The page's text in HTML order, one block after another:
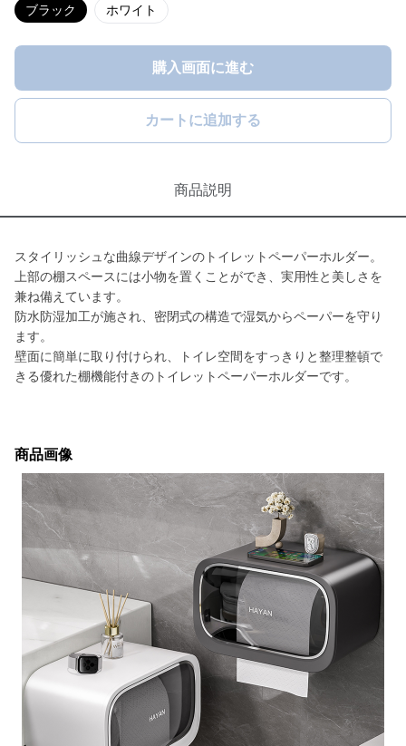
ブラック ホワイト
購入画面に進む
カートに追加する
商品説明
スタイリッシュな曲線デザインのトイレットペーパーホルダー。
上部の棚スペースには小物を置くことができ、実用性と美しさを
兼ね備えています。
防水防湿加工が施され、密閉式の構造で湿気からペーパーを守り
ます。
壁面に簡単に取り付けられ、トイレ空間をすっきりと整理整頓で
きる優れた棚機能付きのトイレットペーパーホルダーです。
商品画像